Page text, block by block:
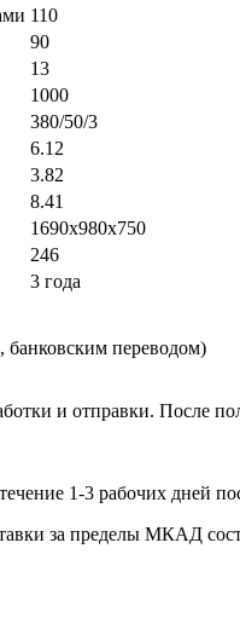
110
90
13
1000
380/50/3
6.12
3.82
8.41
1690х980х750
246
3 года
банковским переводом)
и отправки. После
1-3 рабочих дней
за пределы МКАД